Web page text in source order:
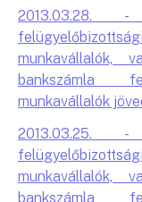
2013.03.28.
munkavállalók,
bankszámla
munkavállalók
2013.03.25.
munkavállalók,
bankszámla